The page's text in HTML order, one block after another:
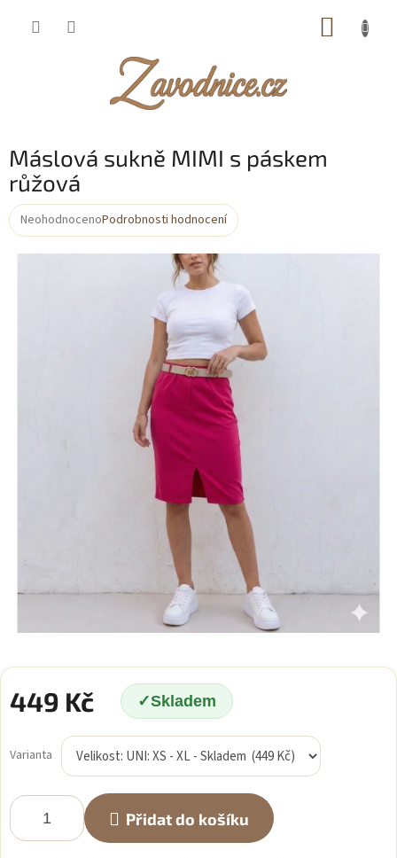
Máslová sukně MIMI s páskem
růžová
Průměrné
NeohodnocenoPodrobnosti hodnocení
449 Kč Skladem
cena:
Varianta
Přidat do košíku